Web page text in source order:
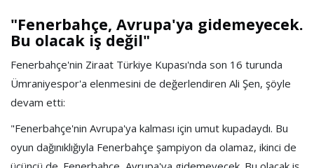
"Fenerbahçe, Avrupa'ya gidemeyecek.
Bu olacak iş değil"
Fenerbahçe'nin Ziraat Türkiye Kupası'nda son 16 turunda
Ümraniyespor'a elenmesini de değerlendiren Ali Şen, şöyle
devam etti:
"Fenerbahçe'nin Avrupa'ya kalması için umut kupadaydı. Bu
oyun dağınıklığıyla Fenerbahçe şampiyon da olamaz, ikinci de